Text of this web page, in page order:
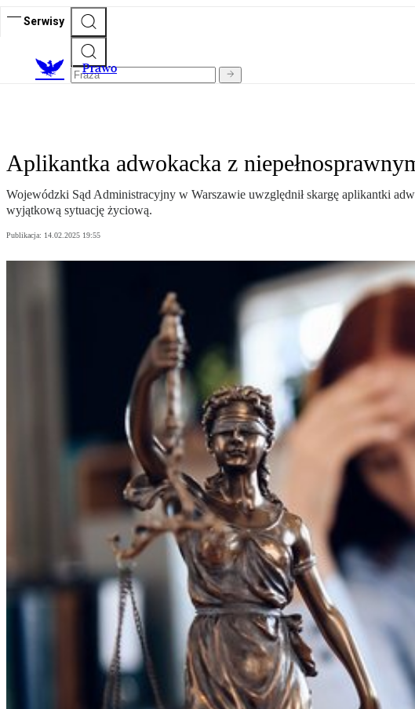
Serwisy
Prawo
Aplikantka adwokacka z
Wojewódzki Sąd Administracyjny w Warszawie uwzględnił skargę aplikantki
wyjątkową sytuację życiową.
Publikacja: 14.02.2025 19:55